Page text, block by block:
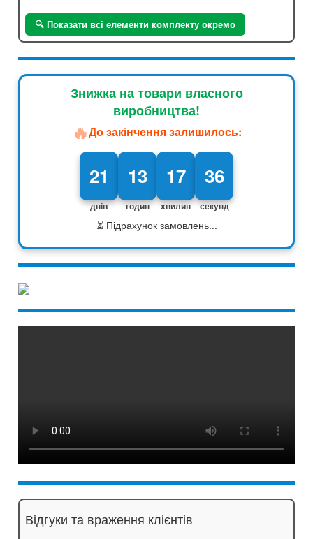
🔍 Показати всі елементи комплекту окремо
Знижка на товари власного
виробництва!
🔥До закінчення залишилось:
21
днів
13
годин
17
хвилин
35
секунд
⏳ Підрахунок замовлень...
Відгуки та враження клієнтів